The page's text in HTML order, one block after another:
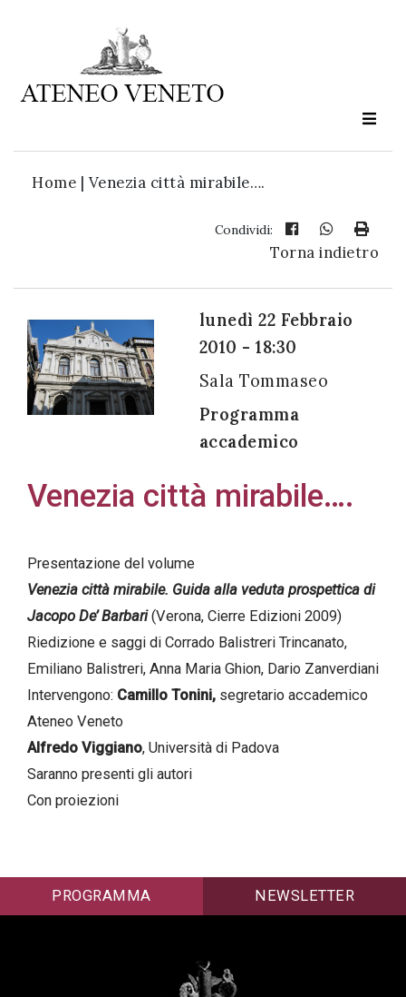
Home | Venezia città mirabile….
Condividi:
Torna indietro
lunedì 22 Febbraio
2010 - 18:30
Sala Tommaseo
Programma
accademico
Venezia città mirabile….
Presentazione del volume
Venezia città mirabile. Guida alla veduta prospettica di
Jacopo De’ Barbari(Verona, Cierre Edizioni 2009)
Riedizione e saggi di Corrado Balistreri Trincanato,
Emiliano Balistreri, Anna Maria Ghion, Dario Zanverdiani
Intervengono: Camillo Tonini, segretario accademico
Ateneo Veneto
Alfredo Viggiano, Università di Padova
Saranno presenti gli autori
Con proiezioni
Ateneo
è
cultura
newsletter:
Acconsento
miei dati
personali in
accordo
con il
decreto
legislativo
196/03
Registrazione
avvenuta con
PROGRAMMA NEWSLETTER